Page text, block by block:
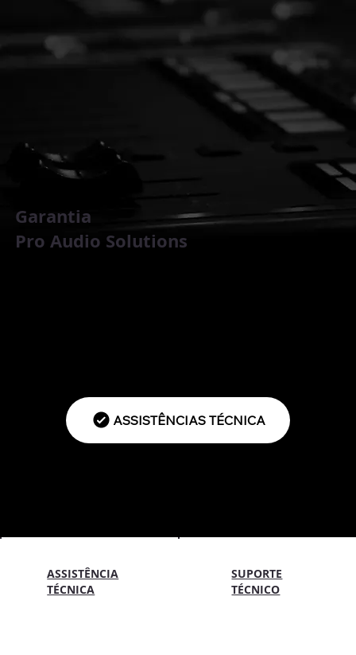
Garantia
Pro Audio Solutions
ASSISTÊNCIAS TÉCNICA
ASSISTÊNCIA
TÉCNICA
SUPORTE
TÉCNICO